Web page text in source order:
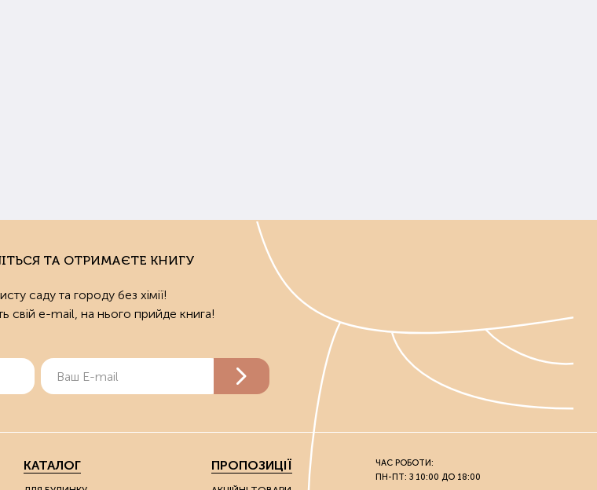
ґрунт
час для турботи про родючість ґрунту. Ґрунт починають удобрювати до випадання
як він зійшов (навесні). Підживлення для газону та саду вносять, не чекаючи танення ґрунту.
городні культури, можна живити безпосередньо перед і під час посадки.
розсади, сходи з'являться раніше і будуть більш життєздатними.
та Україні
землеробства "Мудрий Дачник" пропонує добрива та ґрунтополіпшувачі, які не шкодять
ви можете купити органічні добрива і для садових та городніх культур, і для кімнатних рослин.
ґрунту та дозволять отримувати екологічно чистий урожай або рясне цвітіння. Усі засоби
то можете оформити замовлення та забрати його самовивозом з нашого офлайн-магазину.
ТА ОТРИМАЄТЕ КНИГУ
саду та городу без хімії!
свій e-mail, на нього прийде книга!
КАТАЛОГ ПРОПОЗИЦІЇ
ЧАС РОБОТИ:
ПН-ПТ: З 10:00 ДО 18:00